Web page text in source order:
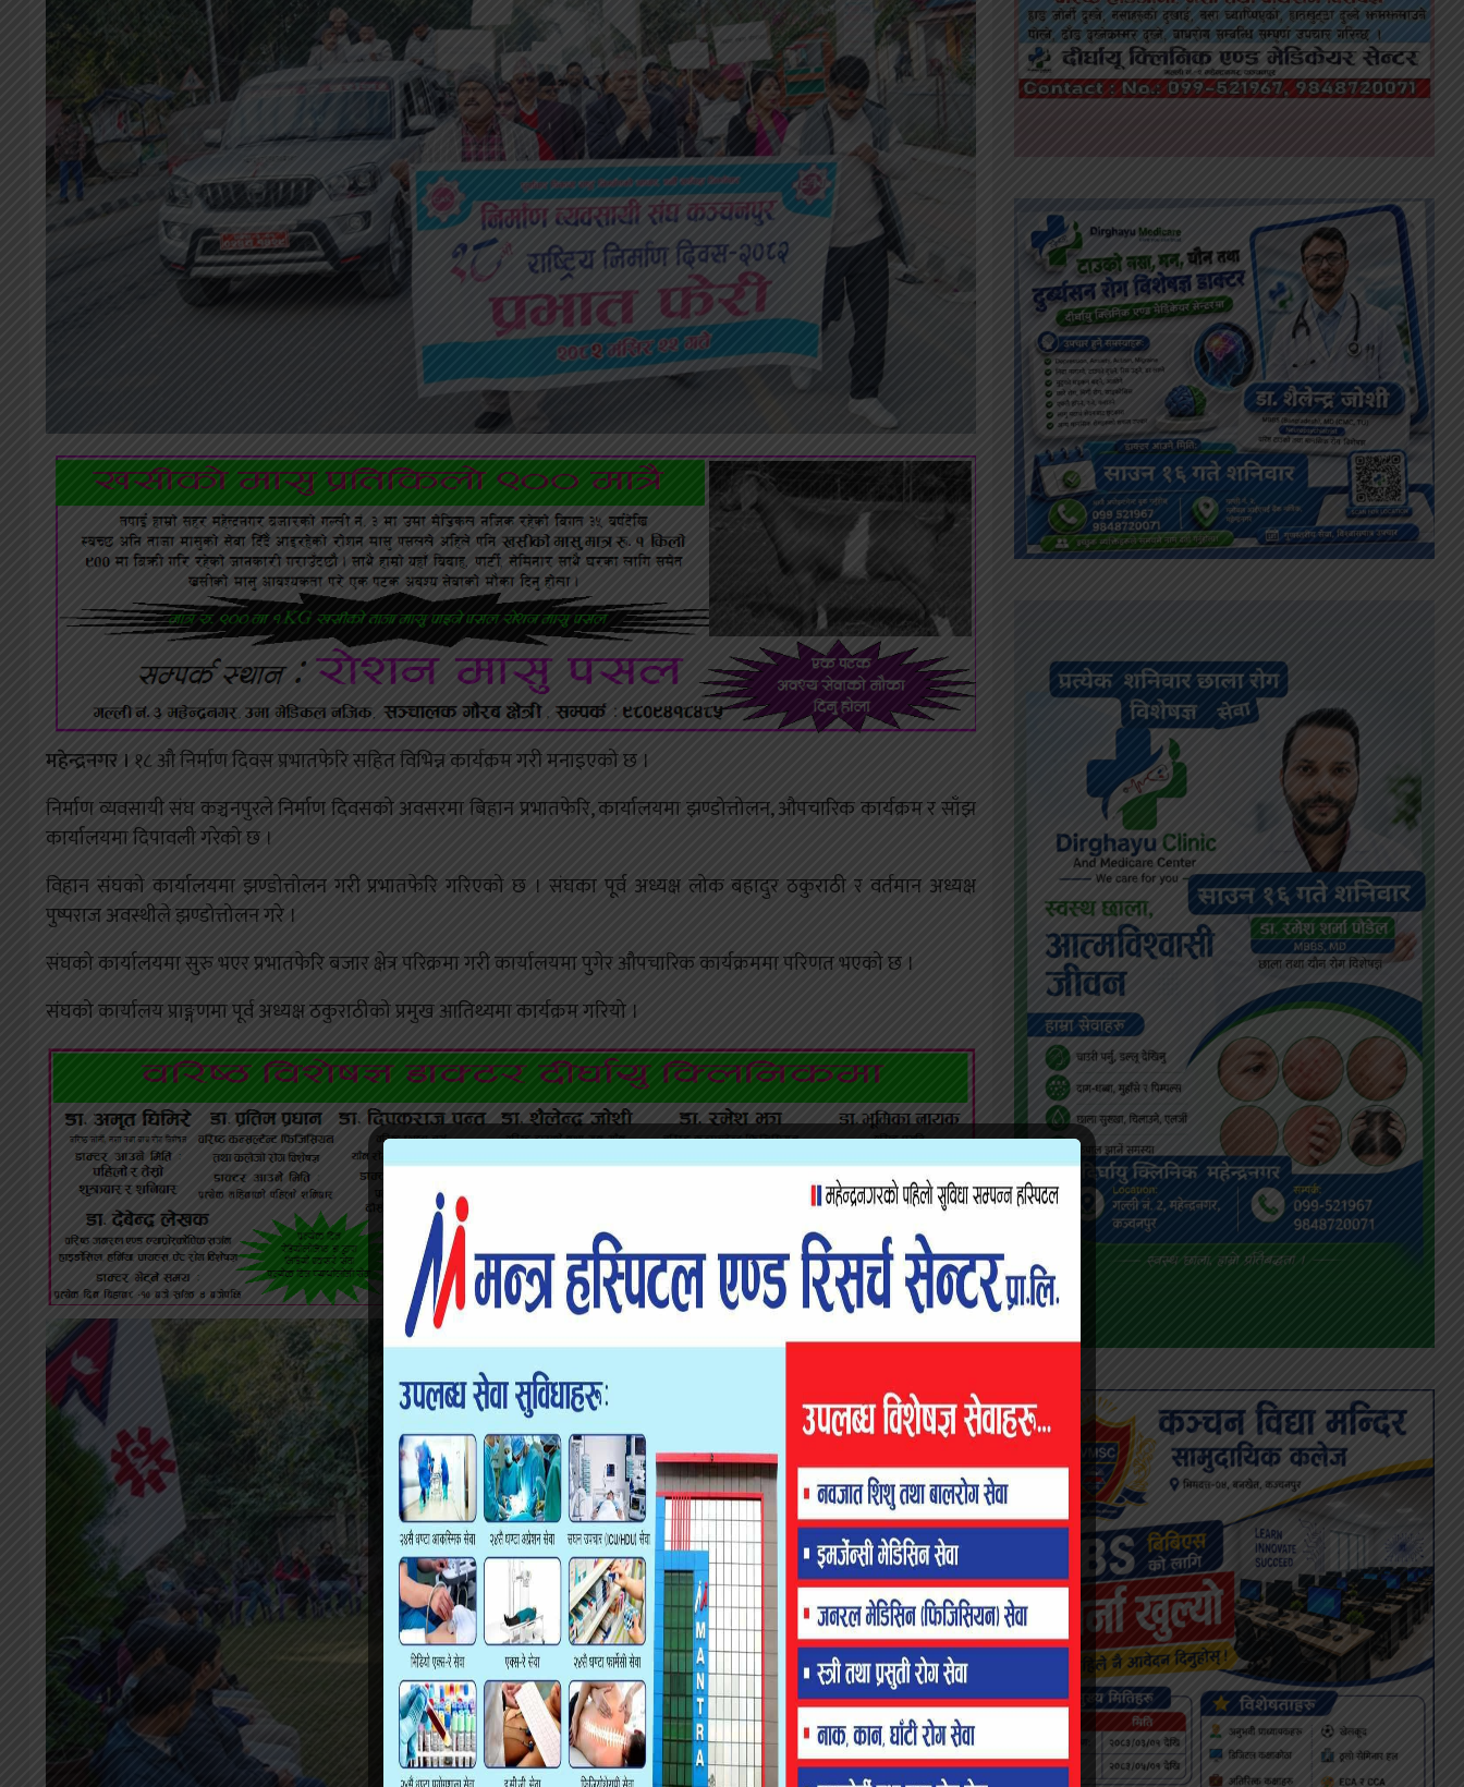
महेन्द्रनगर । १८ औ निर्माण दिवस प्रभातफेरि सहित विभिन्न कार्यक्रम गरी मनाइएको छ ।
निर्माण व्यवसायी संघ कञ्चनपुरले निर्माण दिवसको अवसरमा बिहान प्रभातफेरि, कार्यालयमा झण्डोत्तोलन, औपचारिक कार्यक्रम र साँझ
कार्यालयमा दिपावली गरेको छ ।
विहान संघको कार्यालयमा झण्डोत्तोलन गरी प्रभातफेरि गरिएको छ । संघका पूर्व अध्यक्ष लोक बहादुर ठकुराठी र वर्तमान अध्यक्ष
पुष्पराज अवस्थीले झण्डोत्तोलन गरे ।
संघको कार्यालयमा सुरु भएर प्रभातफेरि बजार क्षेत्र परिक्रमा गरी कार्यालयमा पुगेर औपचारिक कार्यक्रममा परिणत भएको छ ।
संघको कार्यालय प्राङ्गणमा पूर्व अध्यक्ष ठकुराठीको प्रमुख आतिथ्यमा कार्यक्रम गरियो ।